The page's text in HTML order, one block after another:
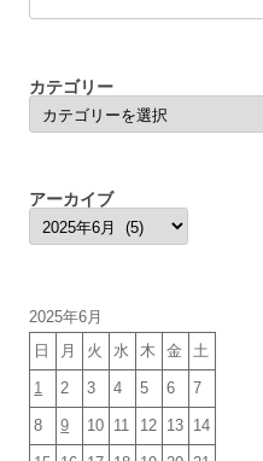
カテゴリー
カ
テ
ゴ
アーカイブ
ア
ー
カ
2025年6月
日
月 火 水 木 金 土
1 2 3 4 5 6 7
8 9 10 11 12 13 14